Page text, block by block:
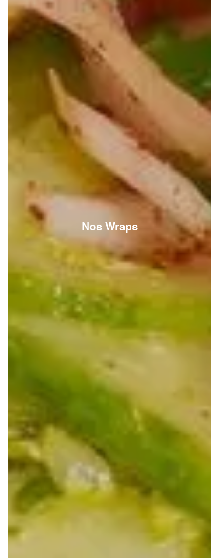
Nos Wraps